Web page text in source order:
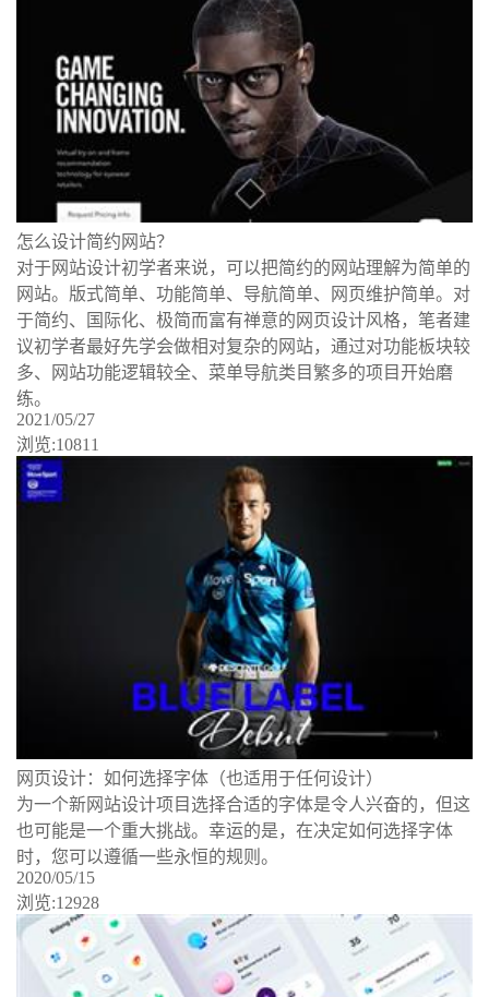
怎么设计简约网站？
对于网站设计初学者来说，可以把简约的网站理解为简单的
网站。版式简单、功能简单、导航简单、网页维护简单。对
于简约、国际化、极简而富有禅意的网页设计风格，笔者建
议初学者最好先学会做相对复杂的网站，通过对功能板块较
多、网站功能逻辑较全、菜单导航类目繁多的项目开始磨
练。
2021/05/27
浏览:10811
网页设计：如何选择字体（也适用于任何设计）
为一个新网站设计项目选择合适的字体是令人兴奋的，但这
也可能是一个重大挑战。幸运的是，在决定如何选择字体
时，您可以遵循一些永恒的规则。
2020/05/15
浏览:12928